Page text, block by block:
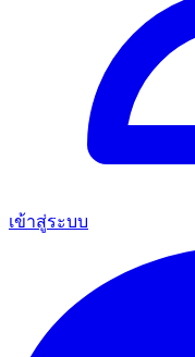
เข้าสู่ระบบ